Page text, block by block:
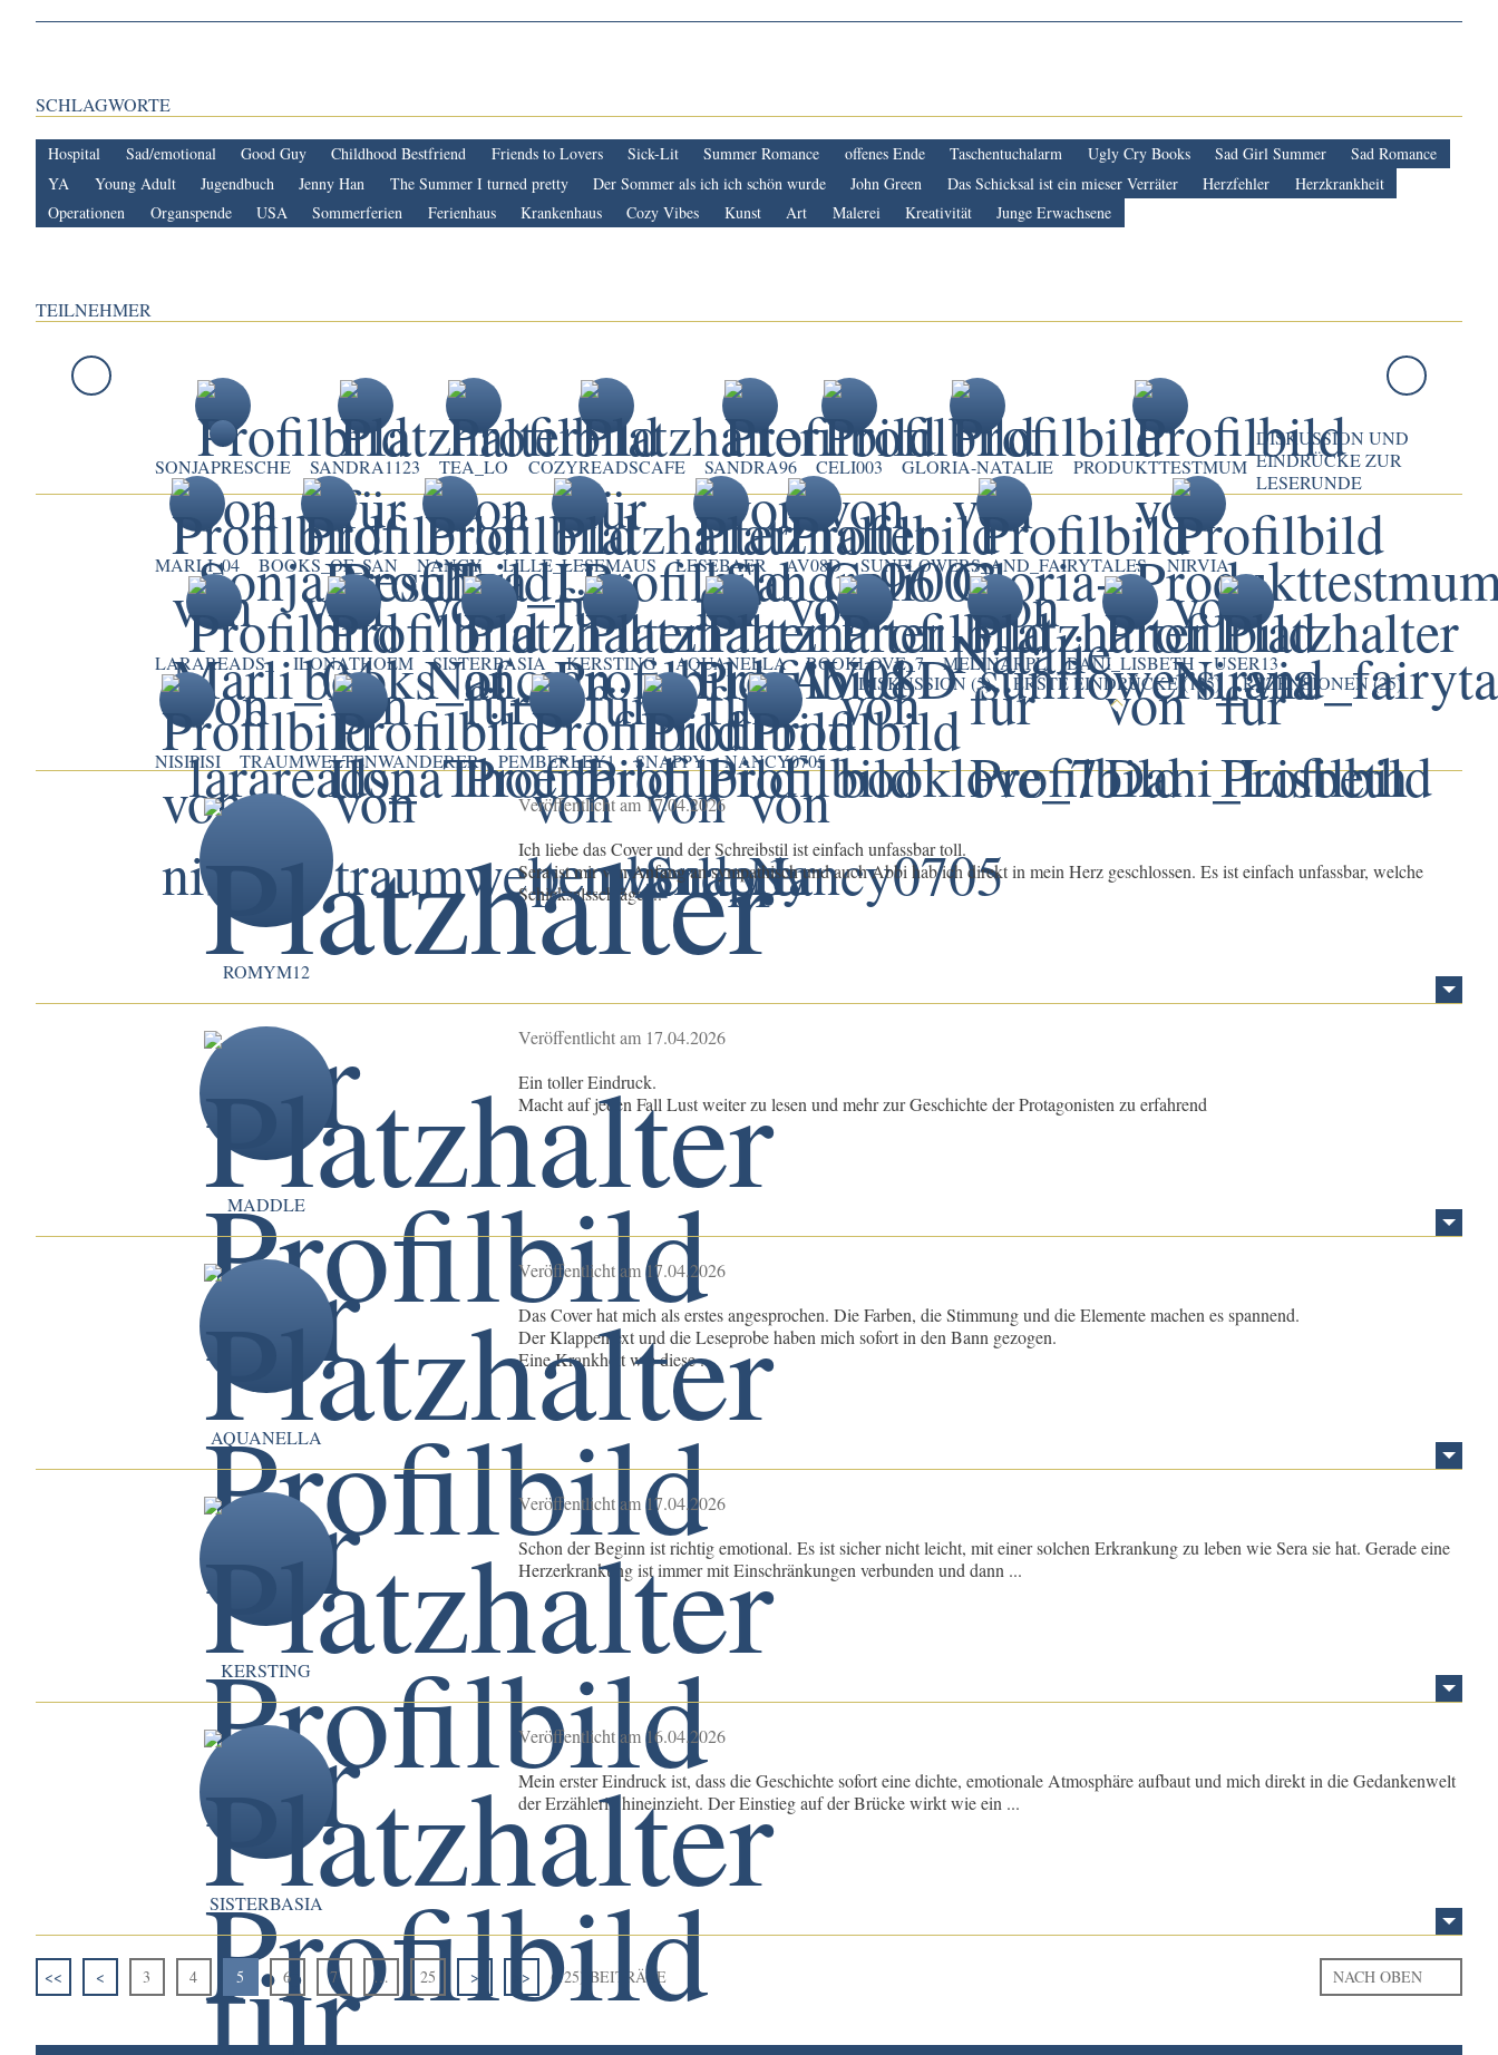
SCHLAGWORTE
Hospital Sad/emotional Good Guy Childhood Bestfriend Friends to Lovers Sick-Lit Summer Romance offenes Ende Taschentuchalarm Ugly Cry Books Sad Girl Summer
Sad Romance
YA
Young Adult Jugendbuch Jenny Han The Summer I turned pretty Der Sommer als ich ich schön wurde John Green Das Schicksal ist ein mieser Verräter Herzfehler
Herzkrankheit
Operationen
Organspende USA Sommerferien Ferienhaus Krankenhaus Cozy Vibes Kunst Art Malerei Kreativität Junge Erwachsene
TEILNEHMER
SONJAPRESCHE SANDRA1123 TEA_LO COZYREADSCAFE SANDRA96 CELI003 GLORIA-NATALIE PRODUKTTESTMUM
MARLI_04 BOOKS_OF_SAN NANCY LILLE_LESEMAUS LESEBAER AV08D SUNFLOWERS_AND_FAIRYTALES NIRVIA
LARAREADS_ ILONATHOEM SISTERBASIA KERSTING AQUANELLA BOOKLOVE_7 MELINARPL DANI_LISBETH USER13
NISIPISI TRAUMWELTENWANDERER PEMBERLEY1 SNAPPY NANCY0705
DISKUSSION UND
EINDRÜCKE ZUR
LESERUNDE
DISKUSSION (5) ERSTE EINDRÜCKE (125) REZENSIONEN (25)
ROMYM12
Veröffentlicht am 17.04.2026
Ich liebe das Cover und der Schreibstil ist einfach unfassbar toll.
Sera ist mir von Anfang an sympathisch und auch Abbi hab ich direkt in mein Herz geschlossen. Es ist einfach unfassbar, welche
Schicksalsschläge ...
MADDLE
Veröffentlicht am 17.04.2026
Ein toller Eindruck.
Macht auf jeden Fall Lust weiter zu lesen und mehr zur Geschichte der Protagonisten zu erfahrend
AQUANELLA
Veröffentlicht am 17.04.2026
Das Cover hat mich als erstes angesprochen. Die Farben, die Stimmung und die Elemente machen es spannend.
Der Klappentext und die Leseprobe haben mich sofort in den Bann gezogen.
Eine Krankheit wie diese ...
KERSTING
Veröffentlicht am 17.04.2026
Schon der Beginn ist richtig emotional. Es ist sicher nicht leicht, mit einer solchen Erkrankung zu leben wie Sera sie hat. Gerade eine
Herzerkrankung ist immer mit Einschränkungen verbunden und dann ...
SISTERBASIA
Veröffentlicht am 16.04.2026
Mein erster Eindruck ist, dass die Geschichte sofort eine dichte, emotionale Atmosphäre aufbaut und mich direkt in die Gedankenwelt
der Erzählerin hineinzieht. Der Einstieg auf der Brücke wirkt wie ein ...
<< < 3 4 5 6 7 … 25 > >> (125) BEITRÄGE NACH OBEN